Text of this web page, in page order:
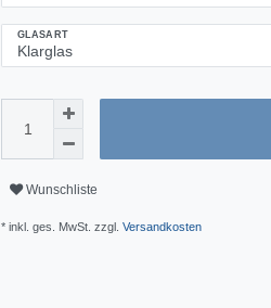
GLASART
Wunschliste
* inkl. ges. MwSt. zzgl. Versandkosten